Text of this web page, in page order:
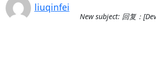
liuqinfei
New subject: 回复：